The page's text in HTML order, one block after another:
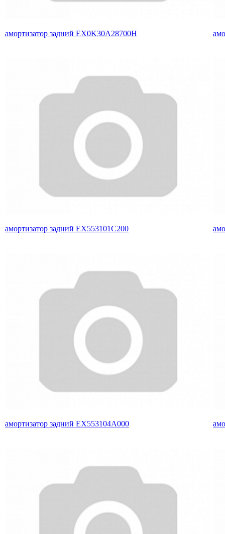
амортизатор задний EX0K30A28700H
амортизатор задний EX553101C200
амортизатор задний EX553104A000